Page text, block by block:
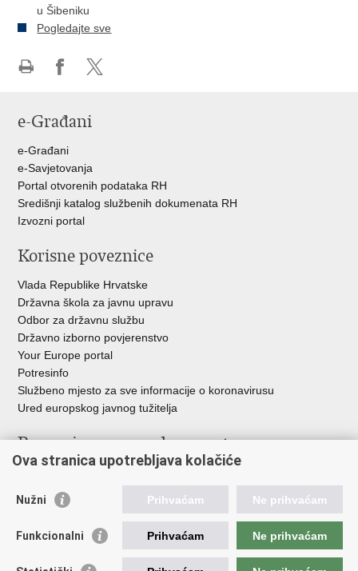
u Šibeniku
Pogledajte sve
FacebookuTwitteru
e-Građani
e-Građani
e-Savjetovanja
Portal otvorenih podataka RH
Središnji katalog službenih dokumenata RH
Izvozni portal
Korisne poveznice
Vlada Republike Hrvatske
Državna škola za javnu upravu
Odbor za državnu službu
Državno izborno povjerenstvo
Your Europe portal
Potresinfo
Službeno mjesto za sve informacije o koronavirusu
Ured europskog javnog tužitelja
Poveznice pravosudnog sustava
Državno odvjetništvo
Ured za suzbijanje korupcije i organiziranog kriminaliteta
Državnoodvjetničko vijeće
Ova stranica upotrebljava kolačiće
Nužni Prihvaćam Ne prihvaćam
Funkcionalni Prihvaćam Ne prihvaćam